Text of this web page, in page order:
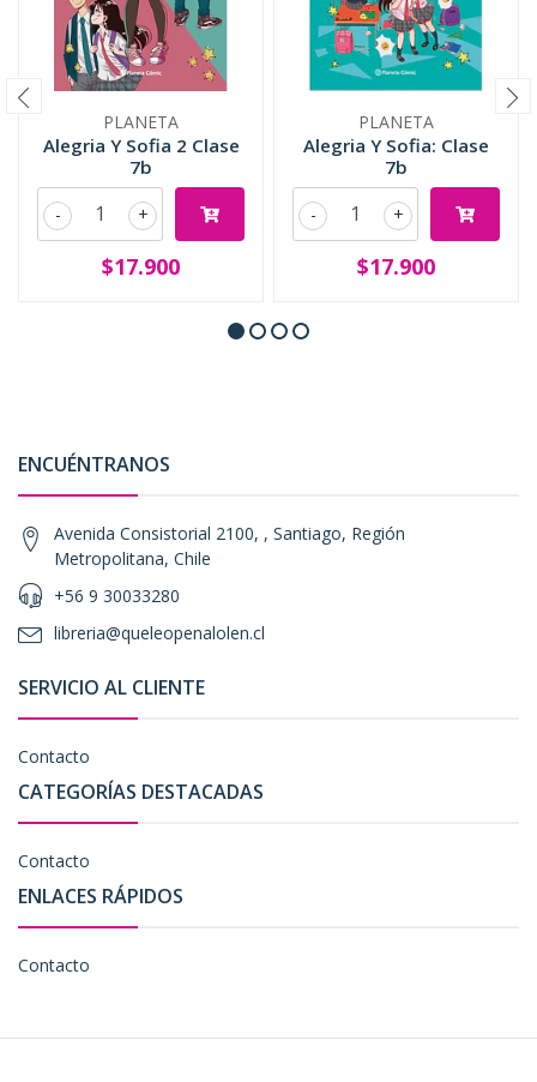
PLANETA
Alegria Y Sofia 2 Clase
7b
+
-
$17.900
PLANETA
Alegria Y Sofia: Clase
7b
+
-
$17.900
ENCUÉNTRANOS
Avenida Consistorial 2100, , Santiago, Región
Metropolitana, Chile
+56 9 30033280
libreria@queleopenalolen.cl
SERVICIO AL CLIENTE
Contacto
CATEGORÍAS DESTACADAS
Contacto
ENLACES RÁPIDOS
Contacto